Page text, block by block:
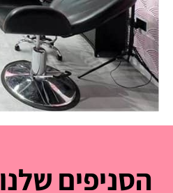
הסניפים שלנו